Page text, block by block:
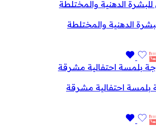
الدهنية والمختلطة
بلمسة احتفالية مشرقة